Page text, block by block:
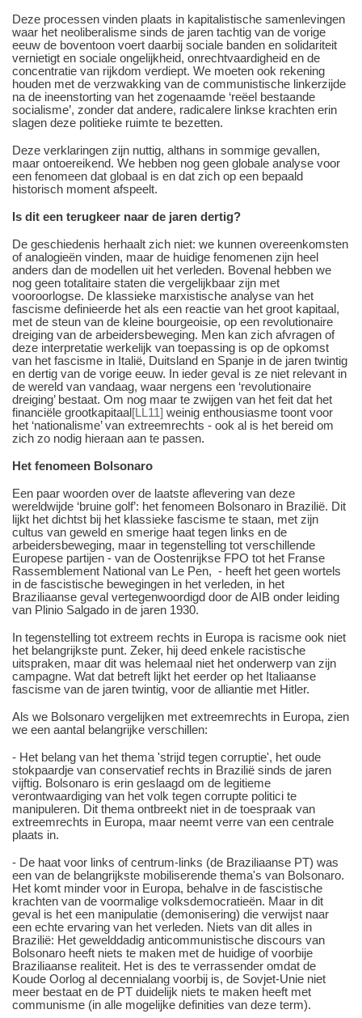
Deze processen vinden plaats in kapitalistische samenlevingen
waar het neoliberalisme sinds de jaren tachtig van de vorige
eeuw de boventoon voert daarbij sociale banden en solidariteit
vernietigt en sociale ongelijkheid, onrechtvaardigheid en de
concentratie van rijkdom verdiept. We moeten ook rekening
houden met de verzwakking van de communistische linkerzijde
na de ineenstorting van het zogenaamde ‘reëel bestaande
socialisme’, zonder dat andere, radicalere linkse krachten erin
slagen deze politieke ruimte te bezetten.
Deze verklaringen zijn nuttig, althans in sommige gevallen,
maar ontoereikend. We hebben nog geen globale analyse voor
een fenomeen dat globaal is en dat zich op een bepaald
historisch moment afspeelt.
Is dit een terugkeer naar de jaren dertig?
De geschiedenis herhaalt zich niet: we kunnen overeenkomsten
of analogieën vinden, maar de huidige fenomenen zijn heel
anders dan de modellen uit het verleden. Bovenal hebben we
nog geen totalitaire staten die vergelijkbaar zijn met
vooroorlogse. De klassieke marxistische analyse van het
fascisme definieerde het als een reactie van het groot kapitaal,
met de steun van de kleine bourgeoisie, op een revolutionaire
dreiging van de arbeidersbeweging. Men kan zich afvragen of
deze interpretatie werkelijk van toepassing is op de opkomst
van het fascisme in Italië, Duitsland en Spanje in de jaren twintig
en dertig van de vorige eeuw. In ieder geval is ze niet relevant in
de wereld van vandaag, waar nergens een ‘revolutionaire
dreiging’ bestaat. Om nog maar te zwijgen van het feit dat het
financiële grootkapitaal[LL11] weinig enthousiasme toont voor
het ‘nationalisme’ van extreemrechts - ook al is het bereid om
zich zo nodig hieraan aan te passen.
Het fenomeen Bolsonaro
Een paar woorden over de laatste aflevering van deze
wereldwijde ‘bruine golf’: het fenomeen Bolsonaro in Brazilië. Dit
lijkt het dichtst bij het klassieke fascisme te staan, met zijn
cultus van geweld en smerige haat tegen links en de
arbeidersbeweging, maar in tegenstelling tot verschillende
Europese partijen - van de Oostenrijkse FPO tot het Franse
Rassemblement National van Le Pen, - heeft het geen wortels
in de fascistische bewegingen in het verleden, in het
Braziliaanse geval vertegenwoordigd door de AIB onder leiding
van Plinio Salgado in de jaren 1930.
In tegenstelling tot extreem rechts in Europa is racisme ook niet
het belangrijkste punt. Zeker, hij deed enkele racistische
uitspraken, maar dit was helemaal niet het onderwerp van zijn
campagne. Wat dat betreft lijkt het eerder op het Italiaanse
fascisme van de jaren twintig, voor de alliantie met Hitler.
Als we Bolsonaro vergelijken met extreemrechts in Europa, zien
we een aantal belangrijke verschillen:
- Het belang van het thema 'strijd tegen corruptie', het oude
stokpaardje van conservatief rechts in Brazilië sinds de jaren
vijftig. Bolsonaro is erin geslaagd om de legitieme
verontwaardiging van het volk tegen corrupte politici te
manipuleren. Dit thema ontbreekt niet in de toespraak van
extreemrechts in Europa, maar neemt verre van een centrale
plaats in.
- De haat voor links of centrum-links (de Braziliaanse PT) was
een van de belangrijkste mobiliserende thema's van Bolsonaro.
Het komt minder voor in Europa, behalve in de fascistische
krachten van de voormalige volksdemocratieën. Maar in dit
geval is het een manipulatie (demonisering) die verwijst naar
een echte ervaring van het verleden. Niets van dit alles in
Brazilië: Het gewelddadig anticommunistische discours van
Bolsonaro heeft niets te maken met de huidige of voorbije
Braziliaanse realiteit. Het is des te verrassender omdat de
Koude Oorlog al decennialang voorbij is, de Sovjet-Unie niet
meer bestaat en de PT duidelijk niets te maken heeft met
communisme (in alle mogelijke definities van deze term).